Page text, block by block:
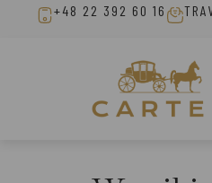
+48 22 392 60 16